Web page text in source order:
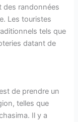
des randonnées
Les touristes
tels que
datant de
de prendre un
telles que
Il y a